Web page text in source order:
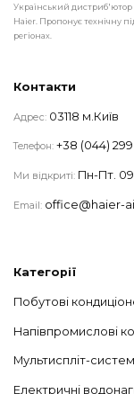
Український дистриб'ютор
Haier. Пропонує технічну
регіонах.
Категорії
Побутові
Напівпромислові
Мультиспліт-
Електричні
Контакти
Адрес: 03118 м.Київ
Телефон: +38 (044)
Ми відкриті: Пн-Пт.
Email: office@haier-